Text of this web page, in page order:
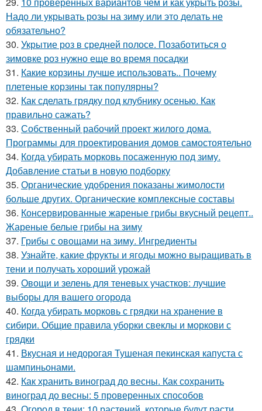
Надо ли укрывать розы на зиму или это делать не
обязательно?
30. Укрытие роз в средней полосе. Позаботиться о
зимовке роз нужно еще во время посадки
31. Какие корзины лучше использовать.. Почему
плетеные корзины так популярны?
32. Как сделать грядку под клубнику осенью. Как
правильно сажать?
33. Собственный рабочий проект жилого дома.
Программы для проектирования домов самостоятельно
34. Когда убирать морковь посаженную под зиму.
Добавление статьи в новую подборку
35. Органические удобрения показаны жимолости
больше других. Органические комплексные составы
36. Консервированные жареные грибы вкусный рецепт..
Жареные белые грибы на зиму
37. Грибы с овощами на зиму. Ингредиенты
38. Узнайте, какие фрукты и ягоды можно выращивать в
тени и получать хороший урожай
39. Овощи и зелень для теневых участков: лучшие
выборы для вашего огорода
40. Когда убирать морковь с грядки на хранение в
сибири. Общие правила уборки свеклы и моркови с
грядки
41. Вкусная и недорогая Тушеная пекинская капуста с
шампиньонами.
42. Как хранить виноград до весны. Как сохранить
виноград до весны: 5 проверенных способов